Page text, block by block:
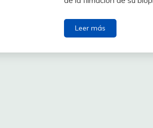
Leer más